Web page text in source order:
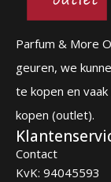
Parfum & More
geuren, we
te kopen en
kopen (outlet).
Contact
KvK: 94045593